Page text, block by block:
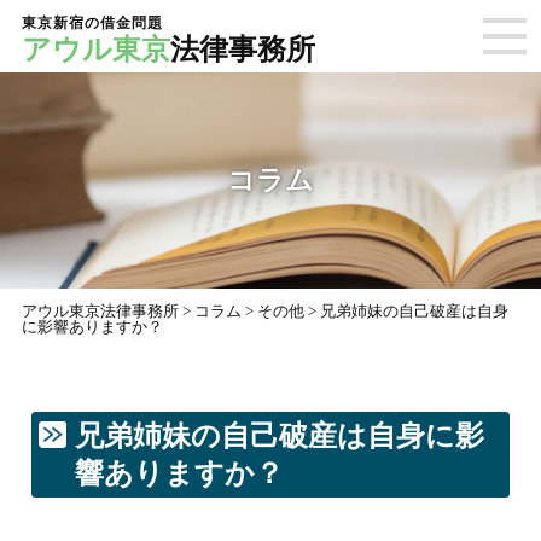
東京新宿の借金問題
アウル東京法律事務所
コラム
アウル東京法律事務所> コラム > その他> 兄弟姉妹の自己破産は自身
に影響ありますか？
兄弟姉妹の自己破産は自身に影
響ありますか？